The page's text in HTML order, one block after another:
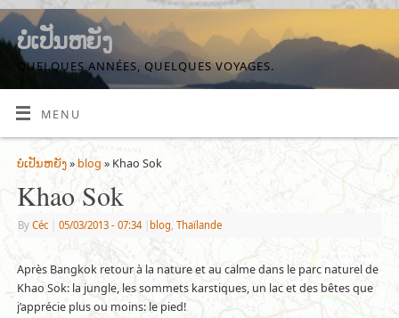
ບໍ່ເປັນຫຍັງ
QUELQUES ANNÉES, QUELQUES VOYAGES.
MENU
ບໍ່ເປັນຫຍັງ» blog » Khao Sok
Khao Sok
By Céc 05/03/2013 - 07:34 blog, Thaïlande
Après Bangkok retour à la nature et au calme dans le parc naturel de
Khao Sok: la jungle, les sommets karstiques, un lac et des bêtes que
j’apprécie plus ou moins: le pied!